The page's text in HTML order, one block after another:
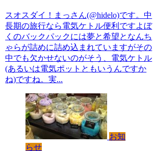
スオスダイ！まっさん(@hidelo)です。中
長期の旅行なら電気ケトル便利ですよぼ
くのバックパックには夢と希望となんち
ゃらが詰めに詰め込まれていますがその
中でも欠かせないのがそう、電気ケトル
(あるいは電気ポットともいうんですか
ね)ですね。実...
お知
らせ